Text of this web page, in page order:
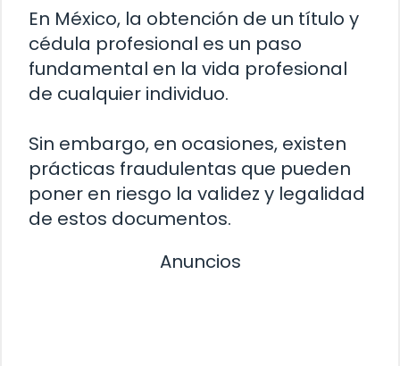
En México, la obtención de un título y
cédula profesional es un paso
fundamental en la vida profesional
de cualquier individuo.
Sin embargo, en ocasiones, existen
prácticas fraudulentas que pueden
poner en riesgo la validez y legalidad
de estos documentos.
Anuncios